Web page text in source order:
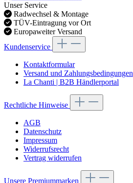
Unser Service
Radwechsel & Montage
TÜV-Eintragung vor Ort
Europaweiter Versand
Kundenservice
Kontaktformular
Versand und Zahlungsbedingungen
La Chanti | B2B Händlerportal
Rechtliche Hinweise
AGB
Datenschutz
Impressum
Widerrufsrecht
Vertrag widerrufen
Unsere Premiummarken